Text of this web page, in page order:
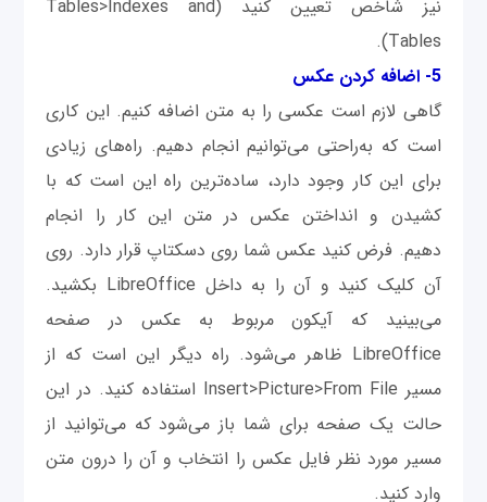
نیز شاخص تعیین کنید (Tables>Indexes and
Tables).
5- اضافه کردن عکس
گاهی لازم است عکسی را به متن اضافه کنیم. این کاری
است که به‌راحتی می‌توانیم انجام دهیم. راه‌های زیادی
برای این کار وجود دارد، ساده‌ترین راه این است که با
کشیدن و انداختن عکس در متن این کار را انجام
دهیم. فرض کنید عکس شما روی دسکتاپ قرار دارد. روی
آن کلیک کنید و آن را به داخل LibreOffice بکشید.
می‌بینید که آیکون مربوط به عکس در صفحه
LibreOffice ظاهر می‌شود. راه دیگر این است که از
مسیر Insert>Picture>From File استفاده کنید. در این
حالت یک صفحه برای شما باز می‌شود که می‌توانید از
مسیر مورد نظر فایل عکس را انتخاب و آن را درون متن
وارد کنید.